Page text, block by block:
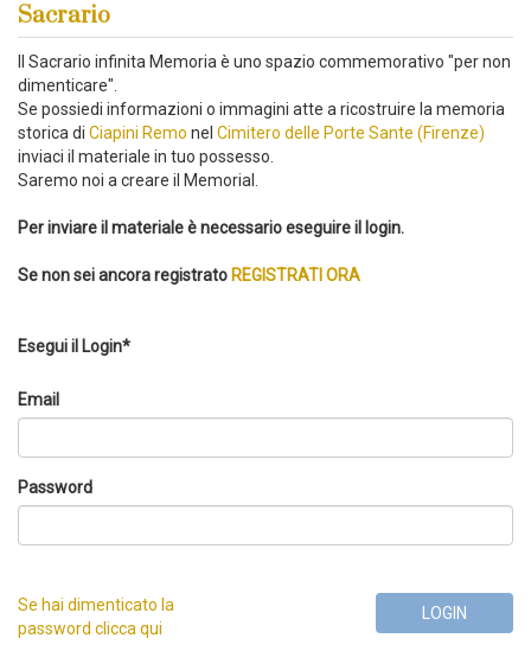
Sacrario
Il Sacrario infinita Memoria è uno spazio commemorativo "per non
dimenticare".
Se possiedi informazioni o immagini atte a ricostruire la memoria
storica di Ciapini Remo nel Cimitero delle Porte Sante (Firenze)
inviaci il materiale in tuo possesso.
Saremo noi a creare il Memorial.
Per inviare il materiale è necessario eseguire il login.
Se non sei ancora registrato REGISTRATI ORA
Esegui il Login*
Email
Password
Se hai dimenticato la
password clicca qui
LOGIN